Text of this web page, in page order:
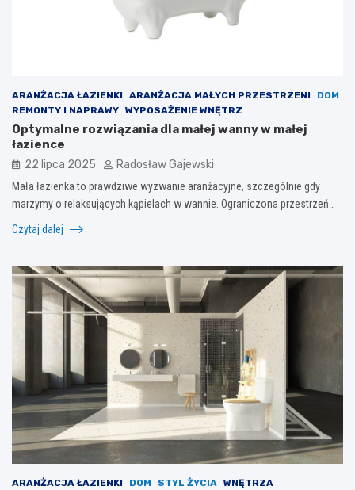
ARANŻACJA ŁAZIENKI ARANŻACJA MAŁYCH PRZESTRZENI
DOM
REMONTY I NAPRAWY WYPOSAŻENIE WNĘTRZ
Optymalne rozwiązania dla małej wanny w małej
łazience
22 lipca 2025 Radosław Gajewski
Mała łazienka to prawdziwe wyzwanie aranżacyjne, szczególnie gdy
marzymy o relaksujących kąpielach w wannie. Ograniczona przestrzeń…
Czytaj dalej
ARANŻACJA ŁAZIENKI DOM STYL ŻYCIA WNĘTRZA